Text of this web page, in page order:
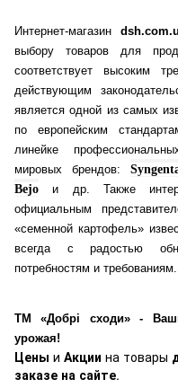
Интернет-магазин
выбору товаров для
соответствует высоким
действующим
является одной из самых
по европейским
линейке
мировых брендов:
Bejo и др. Также
официальным
«семенной картофель»
всегда с радостью
потребностям и требованиям.
ТМ «Добрі сходи» -
урожая!
Цены и Акции на товары
заказе на сайте.